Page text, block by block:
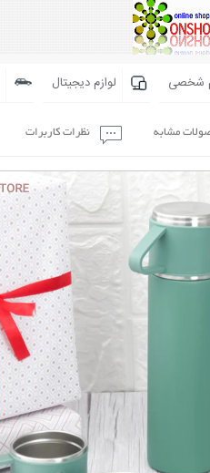
شخصی لوازم دیجیتال
مشابه نظرات کاربرات